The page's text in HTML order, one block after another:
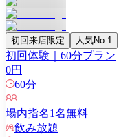
初回来店限定 人気No.1
初回体験｜60分プラン
0円
60分
場内指名1名無料
飲み放題